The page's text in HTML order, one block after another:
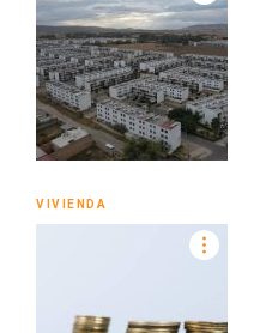
VIVIENDA